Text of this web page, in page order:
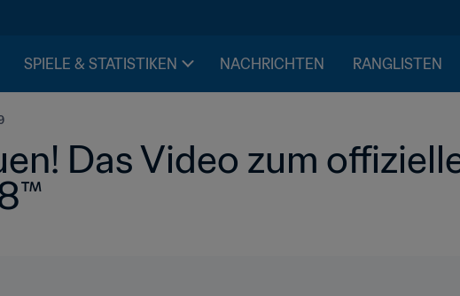
SPIELE & STATISTIKEN NACHRICHTEN RANGLISTEN
Das Video zum